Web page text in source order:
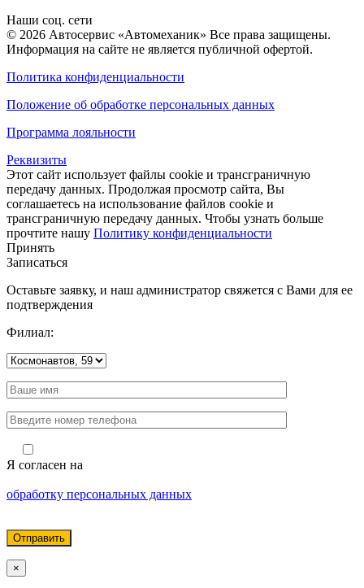
Наши соц. сети
© 2026 Автосервис «Автомеханик» Все права защищены.
Информация на сайте не является публичной офертой.
Политика конфиденциальности
Положение об обработке персональных данных
Программа лояльности
Реквизиты
Этот сайт использует файлы cookie и трансграничную
передачу данных. Продолжая просмотр сайта, Вы
соглашаетесь на использование файлов cookie и
трансграничную передачу данных. Чтобы узнать больше
прочтите нашу Политику конфиденциальности
Принять
Записаться
Оставьте заявку, и наш администратор свяжется с Вами для ее
подтверждения
Филиал:
Я согласен на
обработку персональных данных
×